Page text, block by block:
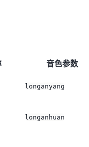
音色参数
longanyang
longanhuan